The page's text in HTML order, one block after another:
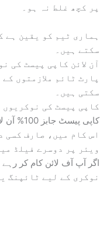
پر کچھ غلط نہ ہو۔
ہماری ٹیم کو یقین ہے
سکتے ہیں۔
آن لائن کاپی پیسٹ کی
پارٹ ٹائم ملازمتوں
سکتی ہیں۔
کاپی پیسٹ کی
کاپی پیسٹ جابز 100% آن لائن اور آف لائن کام ہیں بغیر کسی ٹریننگ فیس کے۔
اس کام میں، صارف کسی
ویئر پر دوسرے فیلڈ
اگر آپ آف لائن کام کر
نوکری کے لیے ٹائپنگ